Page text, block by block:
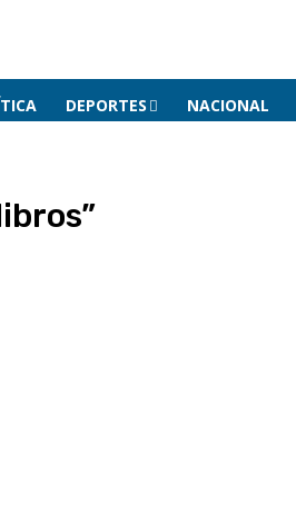
DEPORTES NACIONAL